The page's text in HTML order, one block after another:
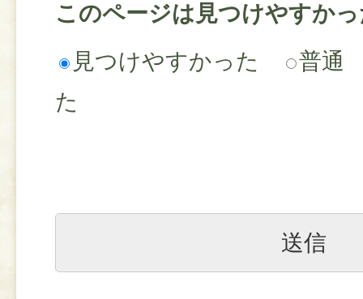
このページは見つけやすか
見つけやすかった
普通
た